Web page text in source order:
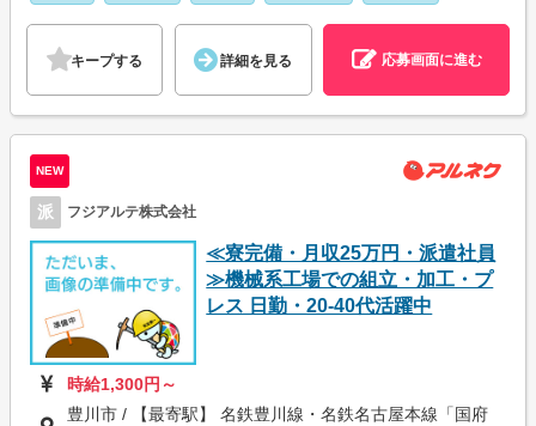
キープする 詳細を見る 応募画面に進む
NEW
派 フジアルテ株式会社
≪寮完備・月収25万円・派遣社員
≫機械系工場での組立・加工・プ
レス 日勤・20-40代活躍中
時給1,300円～
豊川市 / 【最寄駅】 名鉄豊川線・名鉄名古屋本線「国府